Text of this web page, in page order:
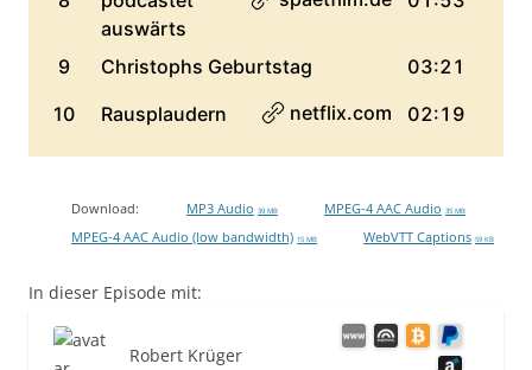
Download: MP3 Audio 39 MB MPEG-4 AAC Audio 35 MB
MPEG-4 AAC Audio (low bandwidth) 15 MB WebVTT Captions 59 KB
In dieser Episode mit:
Robert Krüger